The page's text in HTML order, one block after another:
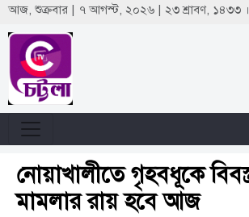
আজ, শুক্রবার | ৭ আগস্ট, ২০২৬ | ২৩ শ্রাবণ, ১৪৩৩
নোয়াখালীতে গৃহবধূকে
মামলার রায় হবে আজ